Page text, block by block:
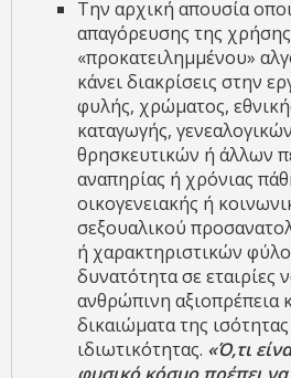
Την αρχική απουσία
απαγόρευσης της
«προκατειλημμένου»
κάνει διακρίσεις στην
φυλής, χρώματος,
καταγωγής,
θρησκευτικών ή άλλων
αναπηρίας ή χρόνιας
οικογενειακής ή
σεξουαλικού
ή χαρακτηριστικών
δυνατότητα σε εταιρίες
ανθρώπινη αξιοπρέπεια
δικαιώματα της ισότητας
ιδιωτικότητας. «Ό,τι